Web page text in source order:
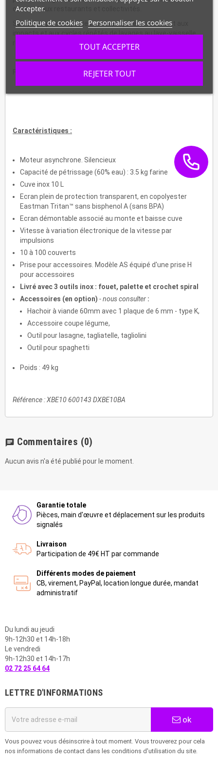
convient aux restaurants et collectivités.
Son écran plein de protection transparent, résistant aux
impacts et aux cycles répétés de lavages au lave-vaisselle
répond aux normes d'hygiènes et de sécurités en rigueur.
Caractéristiques :
Moteur asynchrone. Silencieux
Capacité de pétrissage (60% eau) : 3.5 kg farine
Cuve inox 10 L
Ecran plein de protection transparent, en copolyester
Eastman Tritan™ sans bisphenol A (sans BPA)
Ecran démontable associé au monte et baisse cuve
Vitesse à variation électronique de la vitesse par
impulsions
10 à 100 couverts
Prise pour accessoires. Modèle AS équipé d'une prise H
pour accessoires
Livré avec 3 outils inox : fouet, palette et crochet spiral
Accessoires (en option) - nous consulter :
Hachoir à viande 60mm avec 1 plaque de 6 mm - type K,
Accessoire coupe légume,
Outil pour lasagne, tagliatelle, tagliolini
Outil pour spaghetti
Poids : 49 kg
Référence : XBE10 600143 DXBE10BA
chat Commentaires (0)
Aucun avis n'a été publié pour le moment.
Garantie totale
Pièces, main d'œuvre et déplacement sur les produits
signalés
Livraison
Participation de 49€ HT par commande
Différents modes de paiement
CB, virement, PayPal, location longue durée, mandat
administratif
Du lundi au jeudi
9h-12h30 et 14h-18h
Le vendredi
9h-12h30 et 14h-17h
02 72 25 64 64
LETTRE D'INFORMATIONS
ok
Vous pouvez vous désinscrire à tout moment. Vous trouverez pour cela
nos informations de contact dans les conditions d'utilisation du site.
Accepter.
Politique de cookies Personnaliser les cookies
REJETER TOUT
TOUT ACCEPTER